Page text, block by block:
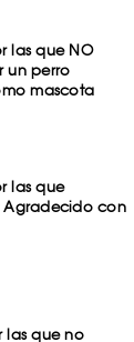
las que NO
un perro
mascota
las que
Agradecido con
las que no